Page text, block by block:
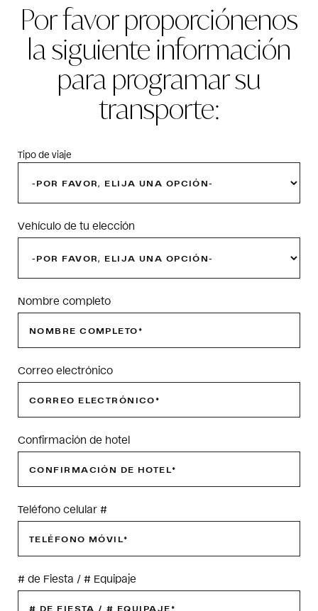
Por favor proporciónenos
la siguiente información
para programar su
transporte:
Tipo de viaje
Vehículo de tu elección
Nombre completo
Correo electrónico
Confirmación de hotel
Teléfono celular #
# de Fiesta / # Equipaje